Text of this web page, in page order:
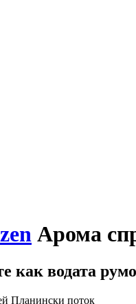
Арома
как водата
Планински поток